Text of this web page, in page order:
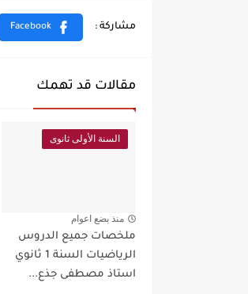
مقالات قد تهمك
السنة الأولى ثانوى
منذ بضع اعوام
ملخصات جميع الدروس
الرياضيات السنة 1 ثانوي
استاذ مصطفى جذع...